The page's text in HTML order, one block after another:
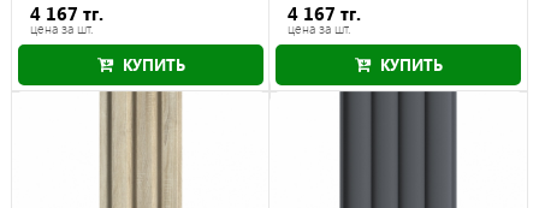
4 167 тг.
цена за шт.
КУПИТЬ
4 167 тг.
цена за шт.
КУПИТЬ